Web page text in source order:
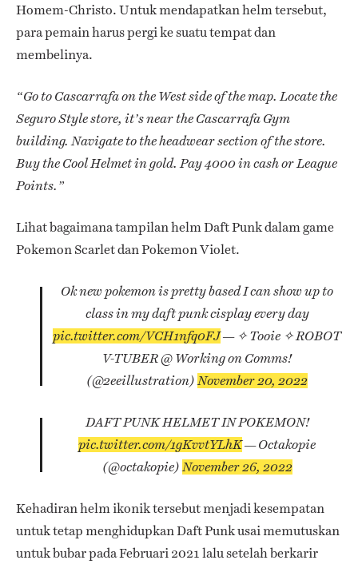
Homem-Christo. Untuk mendapatkan helm tersebut,
para pemain harus pergi ke suatu tempat dan
membelinya.
“Go to Cascarrafa on the West side of the map. Locate the
Seguro Style store, it’s near the Cascarrafa Gym
building. Navigate to the headwear section of the store.
Buy the Cool Helmet in gold. Pay 4000 in cash or League
Points.”
Lihat bagaimana tampilan helm Daft Punk dalam game
Pokemon Scarlet dan Pokemon Violet.
Ok new pokemon is pretty based I can show up to
class in my daft punk cisplay every day
pic.twitter.com/VCH1nfq0FJ— ✧ Tooie ✧ ROBOT
V-TUBER @ Working on Comms!
(@2eeillustration)November 20, 2022
DAFT PUNK HELMET IN POKEMON!
pic.twitter.com/1gKvvtYLhK— Octakopie
(@octakopie)November 26, 2022
Kehadiran helm ikonik tersebut menjadi kesempatan
untuk tetap menghidupkan Daft Punk usai memutuskan
untuk bubar pada Februari 2021 lalu setelah berkarir